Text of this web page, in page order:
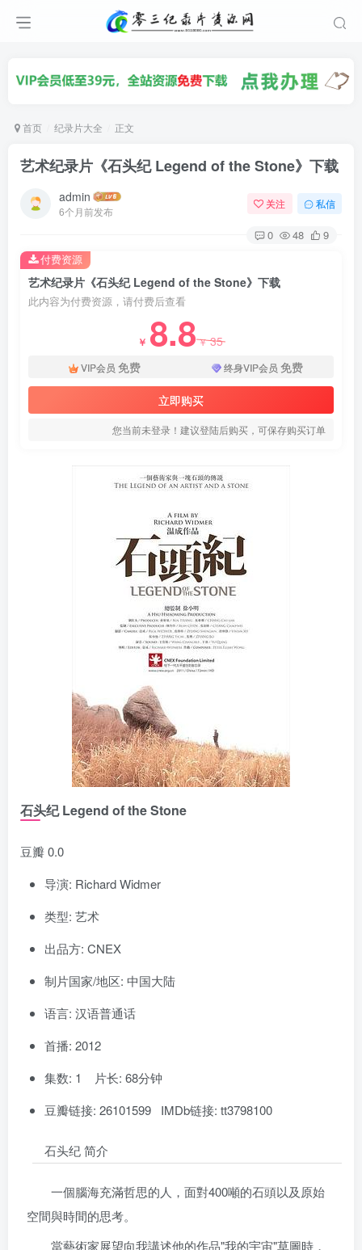
首页 纪录片大全 正文
艺术纪录片《石头纪 Legend of the Stone》下载
admin
6个月前发布
关注 私信
0 48 9
艺术纪录片《石头纪 Legend of the Stone》下载
此内容为付费资源，请付费后查看
￥ 8.8￥35
VIP会员 免费 终身VIP会员 免费
立即购买
您当前未登录！建议登陆后购买，可保存购买订单
付费资源
石头纪 Legend of the Stone
豆瓣 0.0
导演: Richard Widmer
类型: 艺术
出品方: CNEX
制片国家/地区: 中国大陆
语言: 汉语普通话
首播: 2012
集数: 1 片长: 68分钟
豆瓣链接: 26101599 IMDb链接: tt3798100
石头纪 简介
一個腦海充滿哲思的人，面對400噸的石頭以及原始
空間與時間的思考。
當藝術家展望向我講述他的作品"我的宇宙"草圖時，